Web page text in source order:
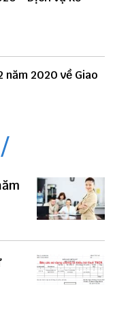
năm 2020 về Giao